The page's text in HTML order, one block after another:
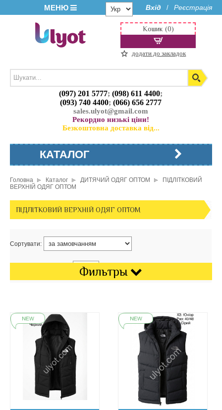
МЕНЮ Вхід / Реєстрація
(097) 201 5777;(098) 611 4400;
(093) 740 4400;(066) 656 2777
sales.ulyot@gmail.com
Рекордно низькі ціни!
Безкоштовна доставка від...
Кошик (0)
додати до закладок
КАТАЛОГ
Головна Каталог ДИТЯЧИЙ ОДЯГ ОПТОМ
ПІДЛІТКОВИЙ
ВЕРХНІЙ ОДЯГ ОПТОМ
Фильтры
ПІДЛІТКОВИЙ ВЕРХНІЙ ОДЯГ ОПТОМ
Сортувати: